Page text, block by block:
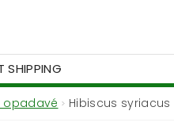
SHIPPING
opadavé Hibiscus